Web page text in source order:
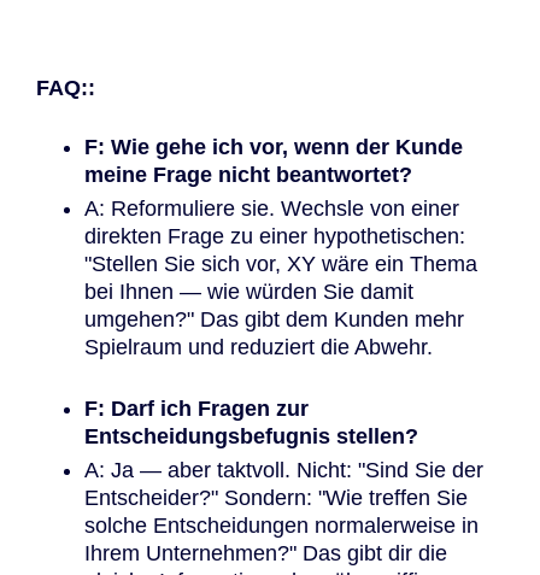
FAQ::
F: Wie gehe ich vor, wenn der Kunde
meine Frage nicht beantwortet?
A: Reformuliere sie. Wechsle von einer
direkten Frage zu einer hypothetischen:
"Stellen Sie sich vor, XY wäre ein Thema
bei Ihnen — wie würden Sie damit
umgehen?" Das gibt dem Kunden mehr
Spielraum und reduziert die Abwehr.
F: Darf ich Fragen zur
Entscheidungsbefugnis stellen?
A: Ja — aber taktvoll. Nicht: "Sind Sie der
Entscheider?" Sondern: "Wie treffen Sie
solche Entscheidungen normalerweise in
Ihrem Unternehmen?" Das gibt dir die